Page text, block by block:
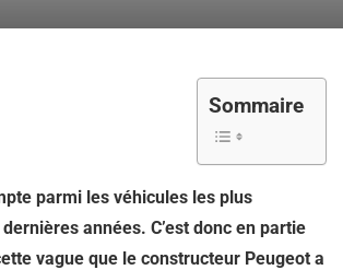
Sommaire
parmi les véhicules les plus
années. C’est donc en partie
vague que le constructeur Peugeot a